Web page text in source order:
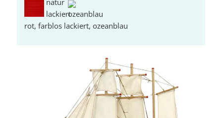
rot, farblos lackiert, ozeanblau